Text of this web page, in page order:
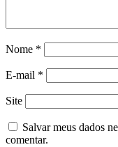
Nome *
E-mail *
Site
Salvar meus dados
comentar.